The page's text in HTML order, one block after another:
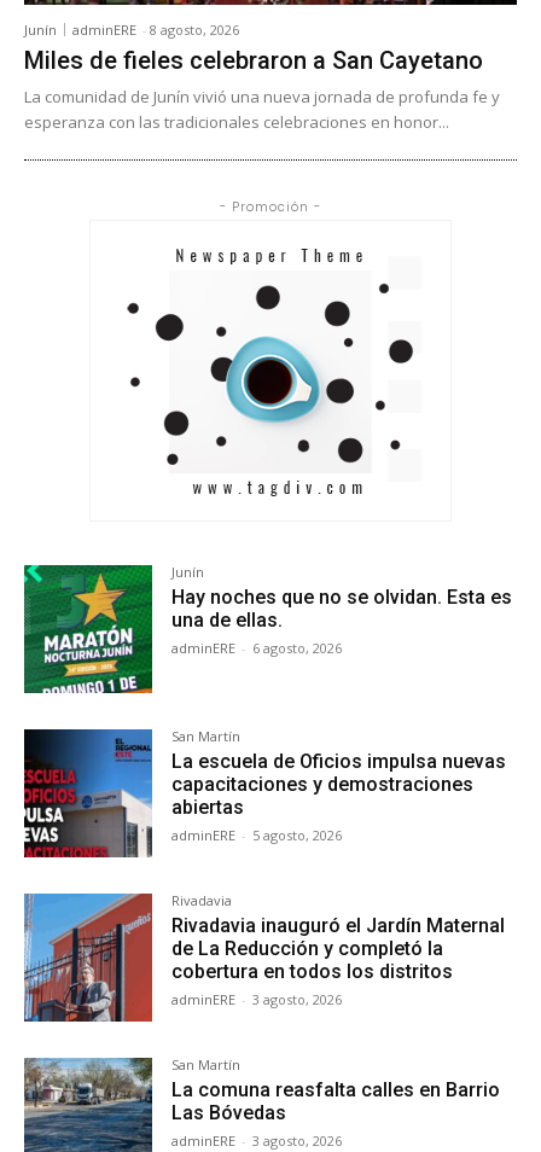
Junín adminERE - 8 agosto, 2026
Miles de fieles celebraron a San Cayetano
La comunidad de Junín vivió una nueva jornada de profunda fe y
esperanza con las tradicionales celebraciones en honor...
- Promoción -
Junín
Hay noches que no se olvidan. Esta es
una de ellas.
adminERE - 6 agosto, 2026
San Martín
La escuela de Oficios impulsa nuevas
capacitaciones y demostraciones
abiertas
adminERE - 5 agosto, 2026
Rivadavia
Rivadavia inauguró el Jardín Maternal
de La Reducción y completó la
cobertura en todos los distritos
adminERE - 3 agosto, 2026
San Martín
La comuna reasfalta calles en Barrio
Las Bóvedas
adminERE - 3 agosto, 2026